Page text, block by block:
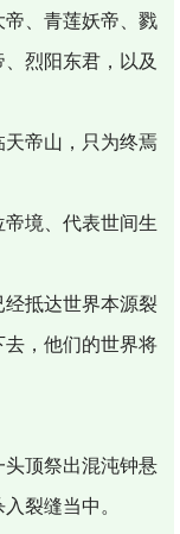
、青莲妖帝、戮
烈阳东君，以及
帝山，只为终焉
境、代表世间生
抵达世界本源裂
，他们的世界将
顶祭出混沌钟悬
裂缝当中。